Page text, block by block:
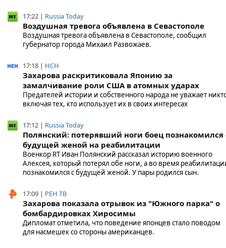
17:22 | Russia Today
Воздушная тревога объявлена в Севастополе
Воздушная тревога объявлена в Севастополе, сообщил
губернатор города Михаил Развожаев.
17:18 | НСН
Захарова раскритиковала Японию за
замалчивание роли США в атомных ударах
Предателей истории и собственного народа не уважает
включая тех, кто использует их в своих интересах
17:12 | Russia Today
Полянский: потерявший ноги боец познакомился
будущей женой на реабилитации
Военкор RT Иван Полянский рассказал историю военного
Алексея, который потерял обе ноги, а во время
познакомился с будущей женой. У пары родился сын.
17:09 | РЕН ТВ
Захарова показала отрывок из "Южного парка" о
бомбардировках Хиросимы
Дипломат отметила, что поведение японцев стало поводом
для насмешек со стороны американцев.